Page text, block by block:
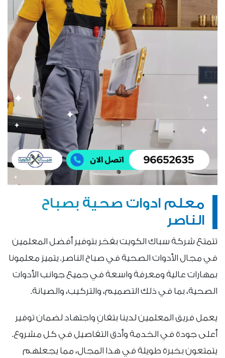
معلم ادوات صحية بصباح
الناصر
تتمتع شركة سباك الكويت بفخر بتوفير أفضل المعلمين
في مجال الأدوات الصحية في صباح الناصر. يتميز معلمونا
بمهارات عالية ومعرفة واسعة في جميع جوانب الأدوات
الصحية، بما في ذلك التصميم، والتركيب، والصيانة.
يعمل فريق المعلمين لدينا بتفانٍ واجتهاد لضمان توفير
أعلى جودة في الخدمة وأدق التفاصيل في كل مشروع.
يتمتعون بخبرة طويلة في هذا المجال، مما يجعلهم